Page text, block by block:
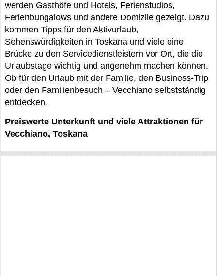
werden Gasthöfe und Hotels, Ferienstudios,
Ferienbungalows und andere Domizile gezeigt. Dazu
kommen Tipps für den Aktivurlaub,
Sehenswürdigkeiten in Toskana und viele eine
Brücke zu den Servicedienstleistern vor Ort, die die
Urlaubstage wichtig und angenehm machen können.
Ob für den Urlaub mit der Familie, den Business-Trip
oder den Familienbesuch – Vecchiano selbstständig
entdecken.
Preiswerte Unterkunft und viele Attraktionen für
Vecchiano, Toskana